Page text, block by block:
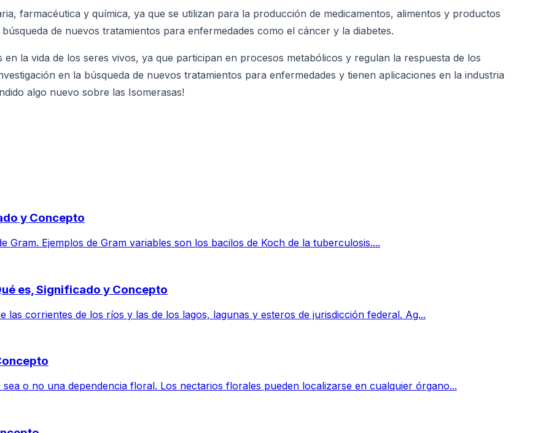
farmacéutica y química, ya que se utilizan para la producción de medicamentos, alimentos y productos
de nuevos tratamientos para enfermedades como el cáncer y la diabetes.
la vida de los seres vivos, ya que participan en procesos metabólicos y regulan la respuesta de los
en la búsqueda de nuevos tratamientos para enfermedades y tienen aplicaciones en la industria
algo nuevo sobre las Isomerasas!
y Concepto
Gram. Ejemplos de Gram variables son los bacilos de Koch de la tuberculosis....
es, Significado y Concepto
las corrientes de los ríos y las de los lagos, lagunas y esteros de jurisdicción federal. Ag...
o no una dependencia floral. Los nectarios florales pueden localizarse en cualquier órgano...